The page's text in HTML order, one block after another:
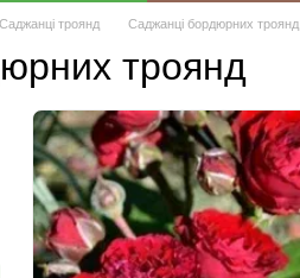
Саджанці троянд Саджанці бордюрних троянд
троянд